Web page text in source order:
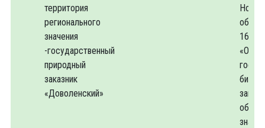
территория
регионального
значения
-государственный
природный
заказник
«Доволенский»
«Об